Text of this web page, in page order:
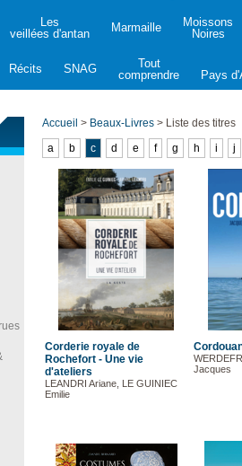
Les
veillées d'antan
Marmaille
Moissons
Noires
Récits SNAG
Tout
comprendre
Pays
Accueil > Beaux-Livres > Liste des titres
a
b c d e f g h i j
Corderie royale de
Rochefort - Une vie
d'ateliers
LEANDRI Ariane, LE GUINIEC
Emilie
Jacques